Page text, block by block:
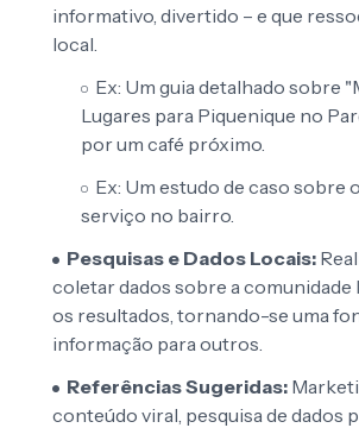
informativo, divertido – e que
local.
Ex: Um guia detalhado sobre
Lugares para Piquenique no
por um café próximo.
Ex: Um estudo de caso sobre
serviço no bairro.
Pesquisas e Dados Locais:
coletar dados sobre a comunidade
os resultados, tornando-se uma
informação para outros.
Referências Sugeridas:
conteúdo viral, pesquisa de dados